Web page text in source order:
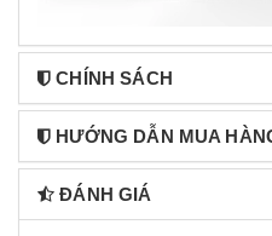
CHÍNH SÁCH
HƯỚNG DẪN MUA
ĐÁNH GIÁ